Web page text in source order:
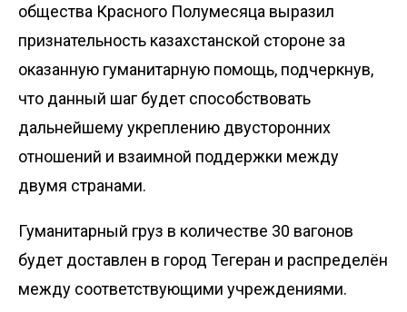
общества Красного Полумесяца выразил
признательность казахстанской стороне за
оказанную гуманитарную помощь, подчеркнув,
что данный шаг будет способствовать
дальнейшему укреплению двусторонних
отношений и взаимной поддержки между
двумя странами.
Гуманитарный груз в количестве 30 вагонов
будет доставлен в город Тегеран и распределён
между соответствующими учреждениями.